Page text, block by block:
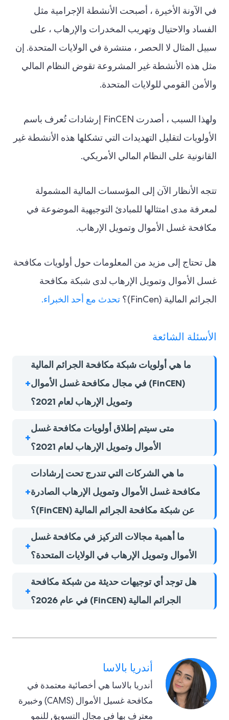
في الآونة الأخيرة ، أصبحت الأنشطة الإجرامية مثل
الفساد والاحتيال وتهريب المخدرات والإرهاب ، على
سبيل المثال لا الحصر ، منتشرة في الولايات المتحدة. إن
مثل هذه الأنشطة غير المشروعة تقوض النظام المالي
والأمن القومي للولايات المتحدة.
ولهذا السبب ، أصدرت FinCEN إرشادات تُعرف باسم
الأولويات لتقليل التهديدات التي تشكلها هذه الأنشطة غير
القانونية على النظام المالي الأمريكي.
تتجه الأنظار الآن إلى المؤسسات المالية المشمولة
لمعرفة مدى امتثالها للمبادئ التوجيهية الموضوعة في
مكافحة غسل الأموال وتمويل الإرهاب.
هل تحتاج إلى مزيد من المعلومات حول أولويات مكافحة
غسل الأموال وتمويل الإرهاب لدى شبكة مكافحة
الجرائم المالية (FinCen)؟
تحدث مع أحد الخبراء.
الأسئلة الشائعة
ما هي أولويات شبكة مكافحة الجرائم المالية
(FinCEN) في مجال مكافحة غسل الأموال
وتمويل الإرهاب لعام 2021؟
متى سيتم إطلاق أولويات مكافحة غسل
الأموال وتمويل الإرهاب لعام 2021؟
ما هي الشركات التي تندرج تحت إرشادات
مكافحة غسل الأموال وتمويل الإرهاب الصادرة
عن شبكة مكافحة الجرائم المالية (FinCEN)؟
ما أهمية مجالات التركيز في مكافحة غسل
الأموال وتمويل الإرهاب في الولايات المتحدة؟
هل توجد أي توجيهات حديثة من شبكة مكافحة
الجرائم المالية (FinCEN) في عام 2026؟
أندريا بالاسا
أندريا بالاسا هي أخصائية معتمدة في
مكافحة غسيل الأموال (CAMS) وخبيرة
معترف بها في مجال التسويق للنمو